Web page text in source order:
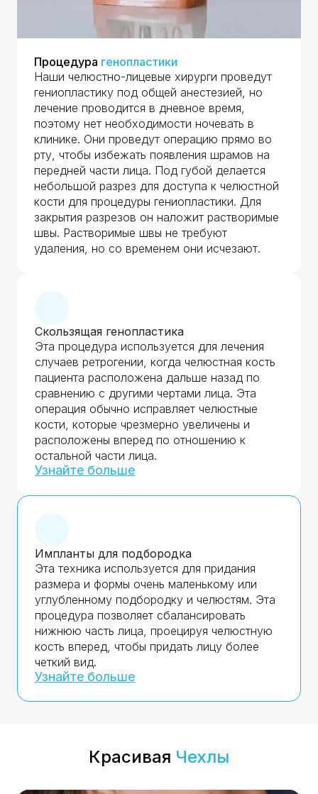
Скользящая генопластика
Эта процедура используется для лечения
случаев ретрогении, когда челюстная кость
пациента расположена дальше назад по
сравнению с другими чертами лица. Эта
операция обычно исправляет челюстные
кости, которые чрезмерно увеличены и
расположены вперед по отношению к
остальной части лица.
Узнайте больше
Импланты для подбородка
Эта техника используется для придания
размера и формы очень маленькому или
углубленному подбородку и челюстям. Эта
процедура позволяет сбалансировать
нижнюю часть лица, проецируя челюстную
кость вперед, чтобы придать лицу более
четкий вид.
Узнайте больше
Процедура генопластики
Наши челюстно-лицевые хирурги проведут
гениопластику под общей анестезией, но
лечение проводится в дневное время,
поэтому нет необходимости ночевать в
клинике. Они проведут операцию прямо во
рту, чтобы избежать появления шрамов на
передней части лица. Под губой делается
небольшой разрез для доступа к челюстной
кости для процедуры гениопластики. Для
закрытия разрезов он наложит растворимые
швы. Растворимые швы не требуют
удаления, но со временем они исчезают.
Красивая Чехлы